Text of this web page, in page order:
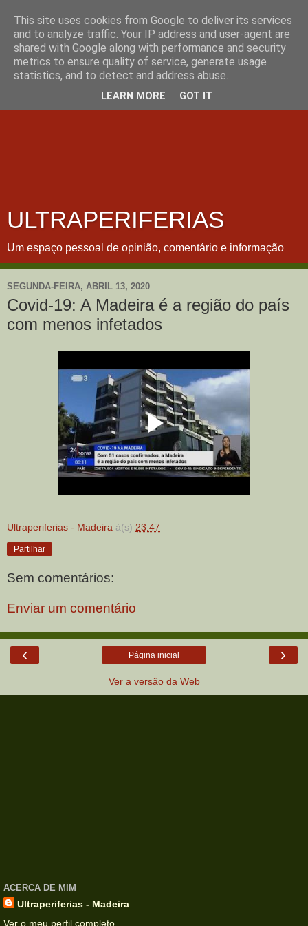
ULTRAPERIFERIAS
Um espaço pessoal de opinião, comentário e informação
SEGUNDA-FEIRA, ABRIL 13, 2020
Covid-19: A Madeira é a região do país
com menos infetados
Ultraperiferias - Madeira à(s) 23:47
Partilhar
Sem comentários:
Enviar um comentário
‹ ›
Página inicial
Ver a versão da Web
ACERCA DE MIM
Ultraperiferias - Madeira
Ver o meu perfil completo
This site uses cookies from Google to deliver its services
and to analyze traffic. Your IP address and user-agent are
shared with Google along with performance and security
metrics to ensure quality of service, generate usage
statistics, and to detect and address abuse.
LEARN MORE GOT IT